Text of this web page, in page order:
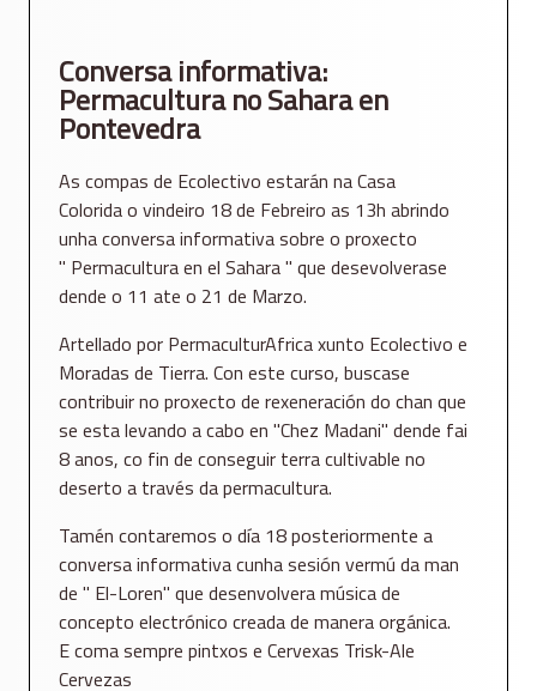
Conversa informativa:
Permacultura no Sahara en
Pontevedra
As compas de Ecolectivo estarán na Casa
Colorida o vindeiro 18 de Febreiro as 13h abrindo
unha conversa informativa sobre o proxecto
'' Permacultura en el Sahara '' que desevolverase
dende o 11 ate o 21 de Marzo.
Artellado por PermaculturAfrica xunto Ecolectivo e
Moradas de Tierra. Con este curso, buscase
contribuir no proxecto de rexeneración do chan que
se esta levando a cabo en ''Chez Madani'' dende fai
8 anos, co fin de conseguir terra cultivable no
deserto a través da permacultura.
Tamén contaremos o día 18 posteriormente a
conversa informativa cunha sesión vermú da man
de '' El-Loren'' que desenvolvera música de
concepto electrónico creada de manera orgánica.
E coma sempre pintxos e Cervexas Trisk-Ale
Cervezas